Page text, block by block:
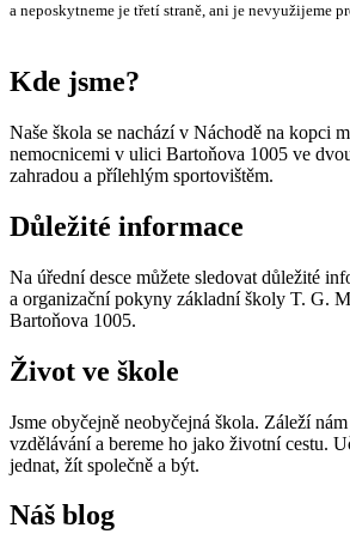
a neposkytneme je třetí straně, ani je nevyužijeme
Kde jsme?
Naše škola se nachází v Náchodě na kopci
nemocnicemi v ulici Bartoňova 1005 ve
zahradou a přílehlým sportovištěm.
Důležité informace
Na úřední desce můžete sledovat důležité
a organizační pokyny základní školy T. G.
Bartoňova 1005.
Život ve škole
Jsme obyčejně neobyčejná škola. Záleží
vzdělávání a bereme ho jako životní cestu.
jednat, žít společně a být.
Náš blog